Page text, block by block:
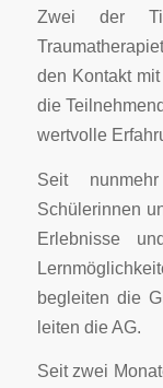
Zwei der
den Kontakt
die
wertvolle
Seit
Schülerinnen
Erlebnisse
begleiten die
leiten die AG.
Seit zwei